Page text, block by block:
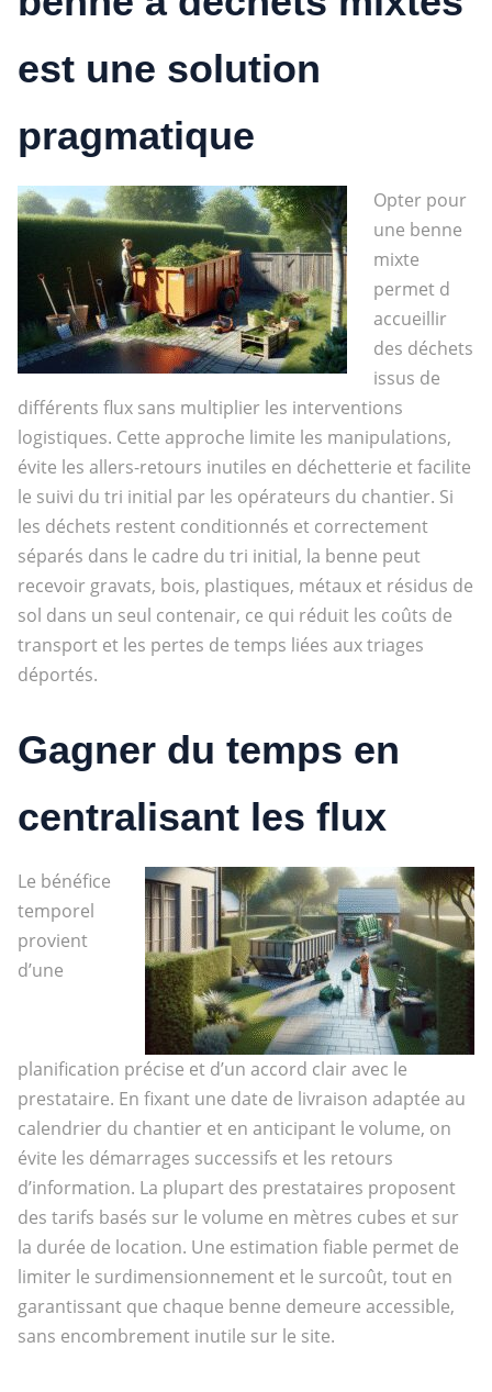
est une solution
pragmatique
Opter pour
une benne
mixte
permet d
accueillir
des déchets
issus de
différents flux sans multiplier les interventions
logistiques. Cette approche limite les manipulations,
évite les allers-retours inutiles en déchetterie et facilite
le suivi du tri initial par les opérateurs du chantier. Si
les déchets restent conditionnés et correctement
séparés dans le cadre du tri initial, la benne peut
recevoir gravats, bois, plastiques, métaux et résidus de
sol dans un seul contenair, ce qui réduit les coûts de
transport et les pertes de temps liées aux triages
déportés.
Gagner du temps en
centralisant les flux
Le bénéfice
temporel
provient
d’une
planification précise et d’un accord clair avec le
prestataire. En fixant une date de livraison adaptée au
calendrier du chantier et en anticipant le volume, on
évite les démarrages successifs et les retours
d’information. La plupart des prestataires proposent
des tarifs basés sur le volume en mètres cubes et sur
la durée de location. Une estimation fiable permet de
limiter le surdimensionnement et le surcoût, tout en
garantissant que chaque benne demeure accessible,
sans encombrement inutile sur le site.